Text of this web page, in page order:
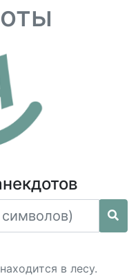
в лесу.